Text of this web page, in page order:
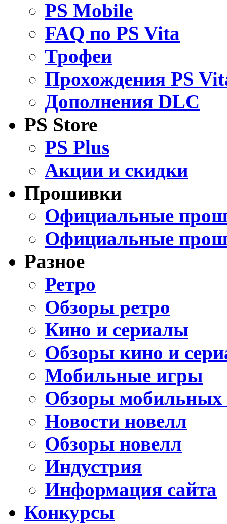
PS Mobile
FAQ по PS Vita
Трофеи
Прохождения PS
Дополнения DLC
PS Store
PS Plus
Акции и скидки
Прошивки
Официальные
Официальные
Разное
Ретро
Обзоры ретро
Кино и сериалы
Обзоры кино и
Мобильные игры
Обзоры мобильных
Новости новелл
Обзоры новелл
Индустрия
Информация сайта
Конкурсы